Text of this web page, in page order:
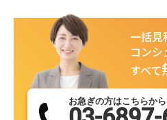
一括見
コンシ
すべて
お急ぎの方はこちらから